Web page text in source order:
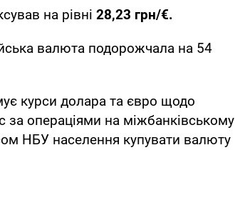
на рівні 28,23 грн/€.
валюта подорожчала на 54
курси долара та євро щодо
за операціями на міжбанківському
НБУ населення купувати валюту